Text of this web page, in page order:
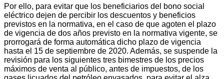
Por ello, para evitar que los beneficiarios del bono social
eléctrico dejen de percibir los descuentos y beneficios
previstos en la normativa, en el caso de que agoten el plazo
de vigencia de dos años previsto en la normativa vigente, se
prorrogará de forma automática dicho plazo de vigencia
hasta el 15 de septiembre de 2020. Además, se suspende la
revisión para los siguientes tres bimestres de los precios
máximos de venta al público, antes de impuestos, de los